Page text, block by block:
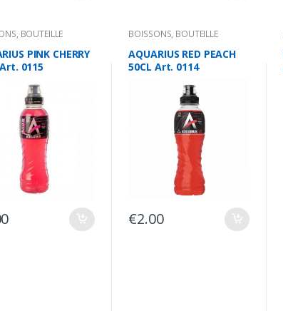
, BOUTEILLE
PINK CHERRY
0115
BOISSONS, BOUTEILLE
AQUARIUS RED PEACH
50CL Art. 0114
€2.00